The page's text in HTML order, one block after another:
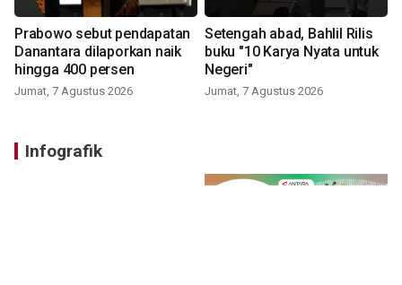
Prabowo sebut pendapatan
Danantara dilaporkan naik
hingga 400 persen
Jumat, 7 Agustus 2026
Setengah abad, Bahlil Rilis
buku "10 Karya Nyata untuk
Negeri"
Jumat, 7 Agustus 2026
Infografik